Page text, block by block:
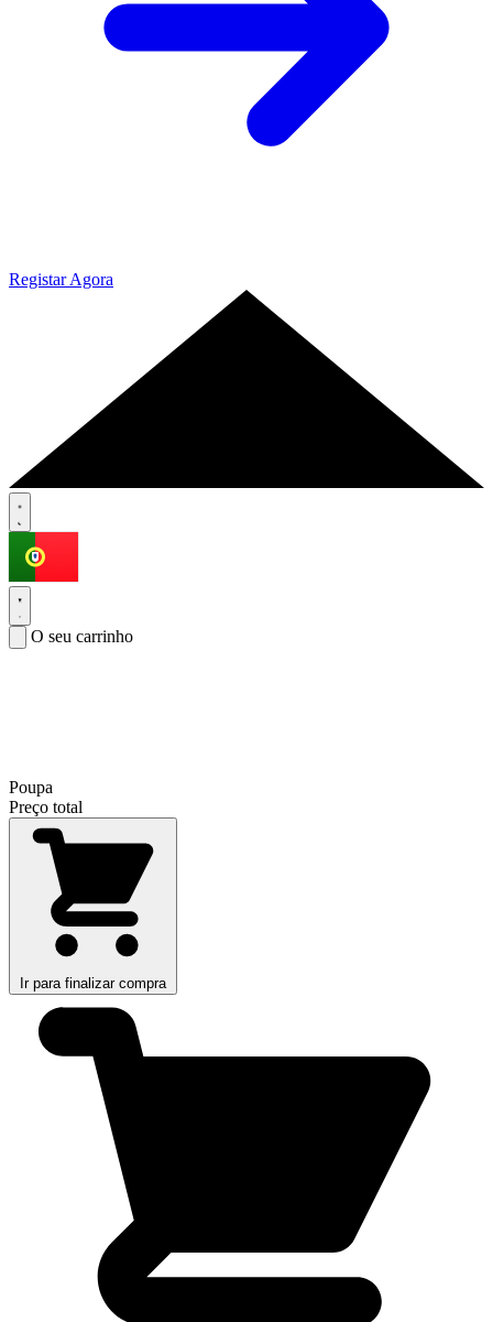
Registar Agora
O seu carrinho
Poupa
Preço total
Ir para finalizar compra